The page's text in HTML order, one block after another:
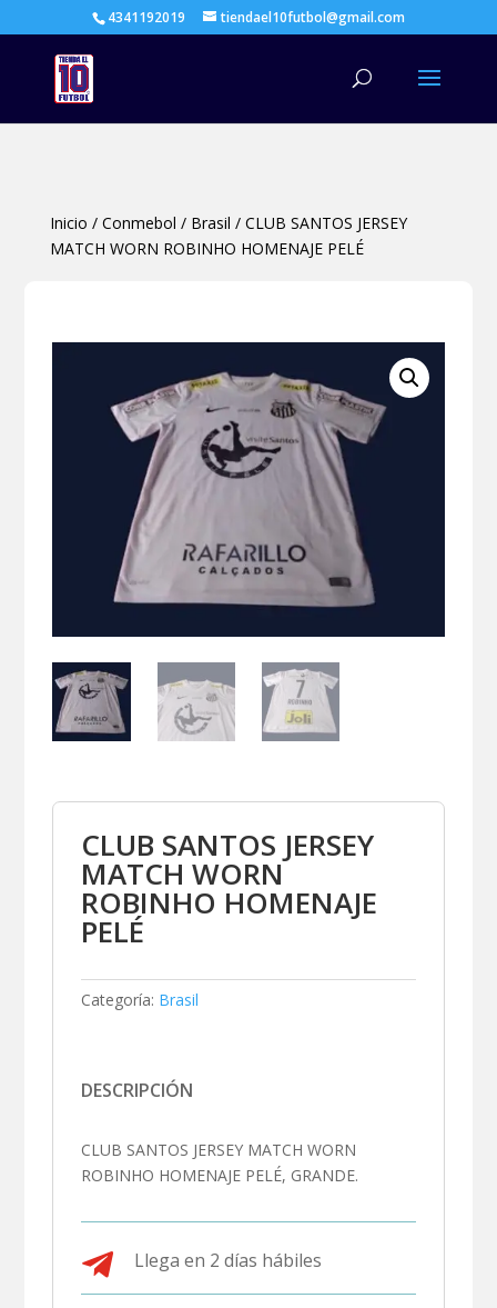
4341192019 tiendael10futbol@gmail.com
Inicio / Conmebol / Brasil / CLUB SANTOS JERSEY
MATCH WORN ROBINHO HOMENAJE PELÉ
CLUB SANTOS JERSEY
MATCH WORN
ROBINHO HOMENAJE
PELÉ
Categoría: Brasil
DESCRIPCIÓN
CLUB SANTOS JERSEY MATCH WORN
ROBINHO HOMENAJE PELÉ, GRANDE.
 Llega en 2 días hábiles